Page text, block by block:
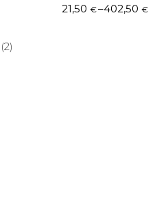
21,50 €–402,50€
Price
(2)